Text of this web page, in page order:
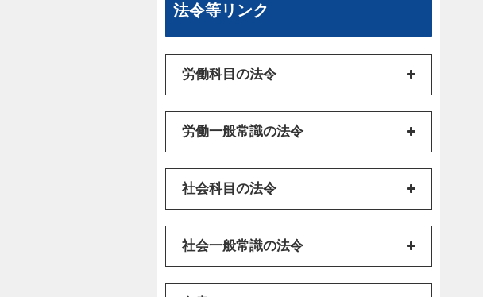
法令等リンク
労働科目の法令
労働一般常識の法令
社会科目の法令
社会一般常識の法令